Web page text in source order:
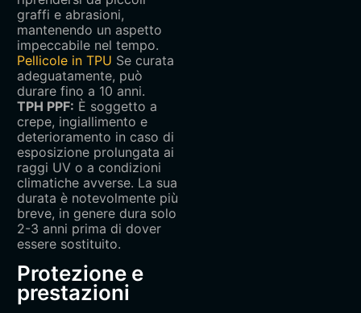
graffi e abrasioni,
mantenendo un aspetto
impeccabile nel tempo.
Pellicole in TPU Se curata
adeguatamente, può
durare fino a 10 anni.
TPH PPF‌: È soggetto a
crepe, ingiallimento e
deterioramento in caso di
esposizione prolungata ai
raggi UV o a condizioni
climatiche avverse. La sua
durata è notevolmente più
breve, in genere dura solo
2-3 anni prima di dover
essere sostituito.
Protezione e
prestazioni‌